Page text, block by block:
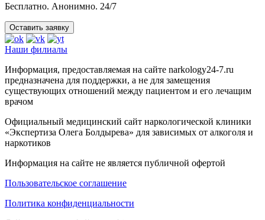
Бесплатно. Анонимно. 24/7
Оставить заявку
Наши филиалы
Информация, предоставляемая на сайте narkology24-7.ru
предназначена для поддержки, а не для замещения
существующих отношений между пациентом и его лечащим
врачом
Официальный медицинский сайт наркологической клиники
«Экспертиза Олега Болдырева» для зависимых от алкоголя и
наркотиков
Информация на сайте не является публичной офертой
Пользовательское соглашение
Политика конфиденциальности